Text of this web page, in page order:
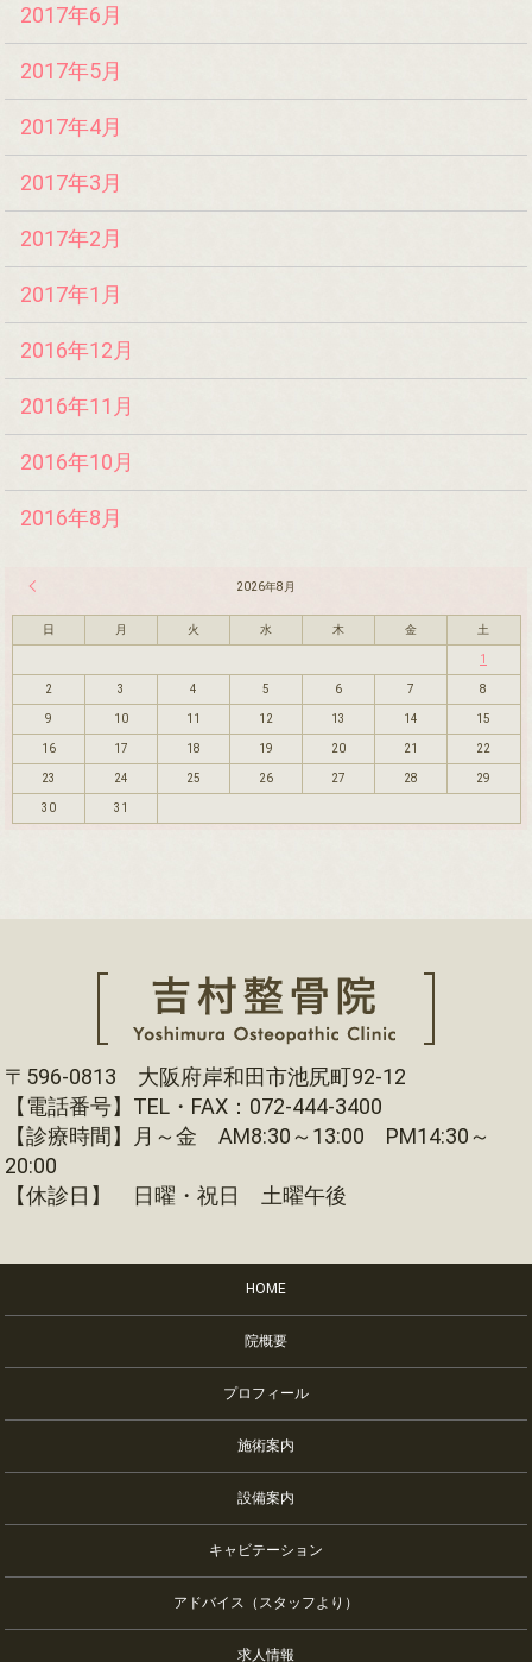
2017年6月
2017年5月
2017年4月
2017年3月
2017年2月
2017年1月
2016年12月
2016年11月
2016年10月
2016年8月
2026年8月
日 月 火 水 木 金 土
1
2 3 4 5 6 7 8
9 10 11 12 13 14 15
16 17 18 19 20 21 22
23 24 25 26 27 28 29
30 31
〒596-0813 大阪府岸和田市池尻町92-12
【電話番号】TEL・FAX：072-444-3400
【診療時間】月～金 AM8:30～13:00 PM14:30～
20:00
【休診日】 日曜・祝日 土曜午後
HOME
院概要
プロフィール
施術案内
設備案内
キャビテーション
アドバイス（スタッフより）
求人情報